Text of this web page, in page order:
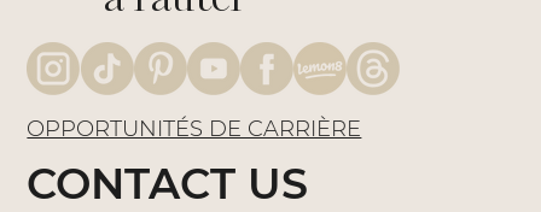
CONTACT US
OPPORTUNITÉS DE CARRIÈRE